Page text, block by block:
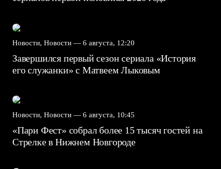
Новости, Новости — 6 августа, 12:20
Завершился первый сезон сериала «История
его служанки» с Матвеем Лыковым
Новости, Новости — 6 августа, 10:45
«Пари Фест» собрал более 15 тысяч гостей на
Стрелке в Нижнем Новгороде